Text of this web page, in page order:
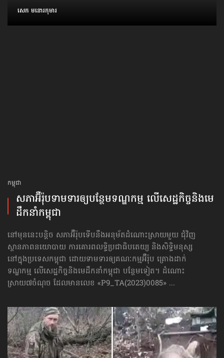
សេក មនោរកុមារ
កម្ពុជា
សភាអ៊ឺរ៉ុបទាមទារ​ឲ្យបន្ថែម​ទណ្ឌកម្ម លើសេដ្ឋកិច្ច​និងមេ
ដឹកនាំកម្ពុជា
នៅមុននេះបន្តិច សភាអ៊ឺរ៉ុបទើបនឹងអនុម័តដំណោះស្រាយមួយ ជុំវិញ
ស្ថានភាពនយោបាយ ការគោរព​លទ្ធិ​ប្រជាធិបតេយ្យ និងសិទ្ធិមនុស្ស
នៅក្នុងប្រទេសកម្ពុជា ដោយទាមទារឲ្យគណៈកម្មអ៊ឺរ៉ុប គ្រោងដាក់​
ទណ្ឌកម្ម លើសេដ្ឋកិច្ច​និងមេដឹកនាំកម្ពុជា បន្ថែមទៀត។ ដំណោះ
ស្រាយ៧ចំណុច ដែលមានលេខ «P9_TA(2023)0085» ...